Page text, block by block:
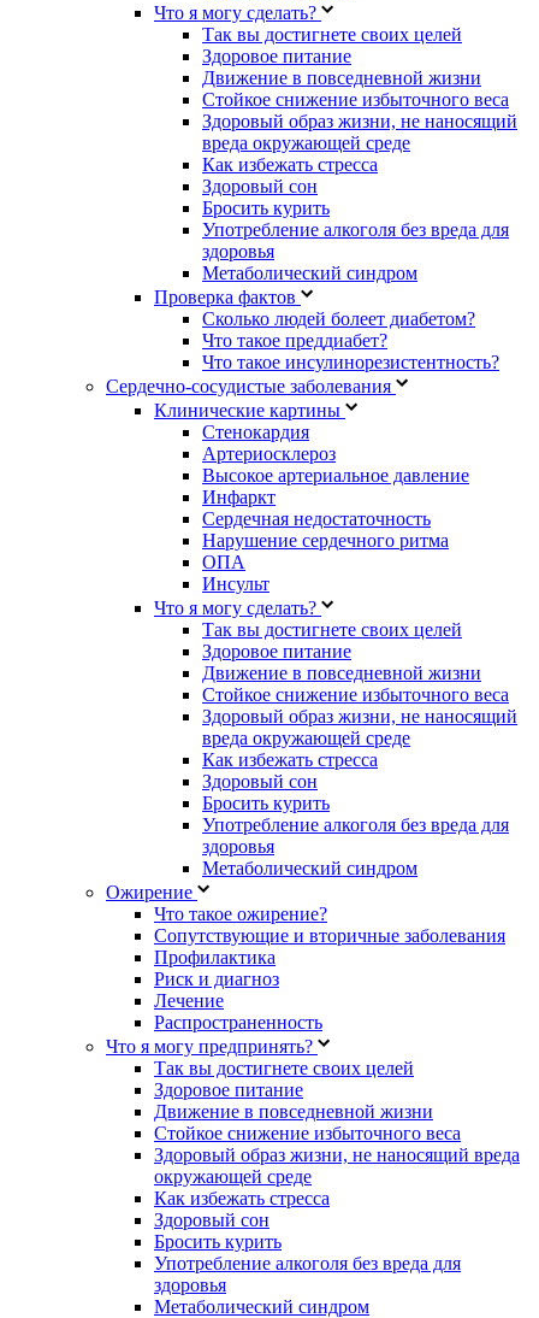
Что я могу сделать?
Так вы достигнете своих целей
Здоровое питание
Движение в повседневной жизни
Стойкое снижение избыточного веса
Здоровый образ жизни, не наносящий
вреда окружающей среде
Как избежать стресса
Здоровый сон
Бросить курить
Употребление алкоголя без вреда для
здоровья
Метаболический синдром
Проверка фактов
Сколько людей болеет диабетом?
Что такое преддиабет?
Что такое инсулинорезистентность?
Сердечно-сосудистые заболевания
Клинические картины
Стенокардия
Артериосклероз
Высокое артериальное давление
Инфаркт
Сердечная недостаточность
Нарушение сердечного ритма
ОПА
Инсульт
Что я могу сделать?
Так вы достигнете своих целей
Здоровое питание
Движение в повседневной жизни
Стойкое снижение избыточного веса
Здоровый образ жизни, не наносящий
вреда окружающей среде
Как избежать стресса
Здоровый сон
Бросить курить
Употребление алкоголя без вреда для
здоровья
Метаболический синдром
Ожирение
Что такое ожирение?
Сопутствующие и вторичные заболевания
Профилактика
Риск и диагноз
Лечение
Распространенность
Что я могу предпринять?
Так вы достигнете своих целей
Здоровое питание
Движение в повседневной жизни
Стойкое снижение избыточного веса
Здоровый образ жизни, не наносящий вреда
окружающей среде
Как избежать стресса
Здоровый сон
Бросить курить
Употребление алкоголя без вреда для
здоровья
Метаболический синдром